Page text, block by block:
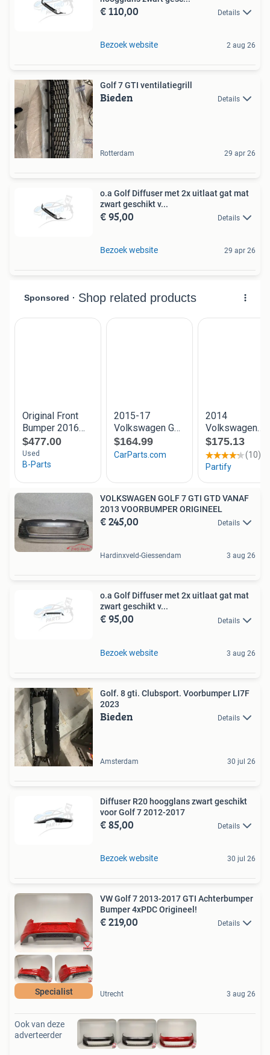
€ 110,00 Details
Bezoek website 2 aug 26
Golf 7 GTI ventilatiegrill
Bieden Details
Rotterdam 29 apr 26
o.a Golf Diffuser met 2x uitlaat gat mat
zwart geschikt v...
€ 95,00 Details
Bezoek website 29 apr 26
VOLKSWAGEN GOLF 7 GTI GTD VANAF
2013 VOORBUMPER ORIGINEEL
€ 245,00 Details
Hardinxveld-Giessendam 3 aug 26
o.a Golf Diffuser met 2x uitlaat gat mat
zwart geschikt v...
€ 95,00 Details
Bezoek website 3 aug 26
Golf. 8 gti. Clubsport. Voorbumper LI7F
2023
Bieden Details
Amsterdam 30 jul 26
Diffuser R20 hoogglans zwart geschikt
voor Golf 7 2012-2017
€ 85,00 Details
Bezoek website 30 jul 26
Specialist
VW Golf 7 2013-2017 GTI Achterbumper
Bumper 4xPDC Origineel!
€ 219,00 Details
Utrecht 3 aug 26
Ook van deze
adverteerder